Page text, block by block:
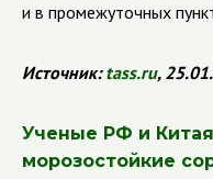
и в промежуточных
Источник:tass.ru,
Ученые РФ и
морозостойкие